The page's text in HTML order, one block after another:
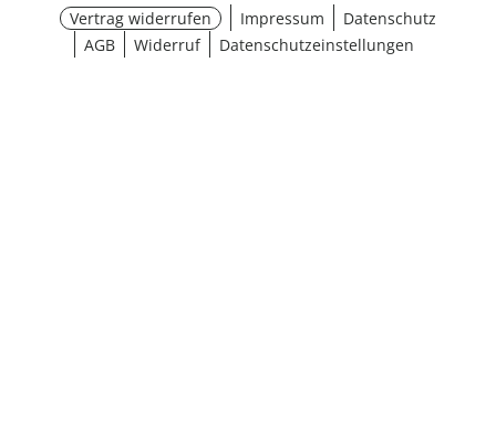
Vertrag widerrufen Impressum
Datenschutz
AGB
Widerruf Datenschutzeinstellungen